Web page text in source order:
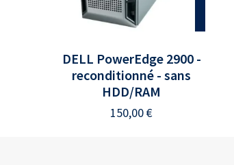
DELL PowerEdge 2900 -
reconditionné - sans
HDD/RAM
150,00€